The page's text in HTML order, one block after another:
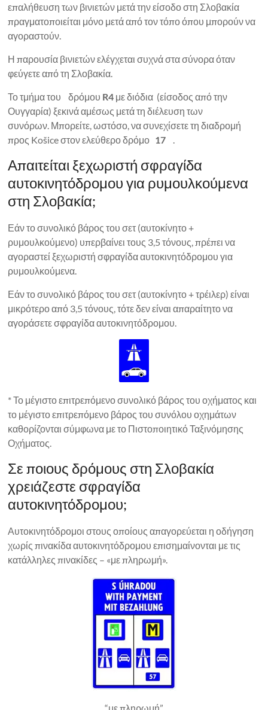
επαλήθευση των βινιετών μετά την είσοδο στη Σλοβακία
πραγματοποιείται μόνο μετά από τον τόπο όπου μπορούν να
αγοραστούν.
Η παρουσία βινιετών ελέγχεται συχνά στα σύνορα όταν
φεύγετε από τη Σλοβακία.
Το τμήμα του δρόμου R4 με διόδια (είσοδος από την
Ουγγαρία) ξεκινά αμέσως μετά τη διέλευση των
συνόρων. Μπορείτε, ωστόσο, να συνεχίσετε τη διαδρομή
προς Košice στον ελεύθερο δρόμο 17
Απαιτείται ξεχωριστή σφραγίδα
αυτοκινητόδρομου για ρυμουλκούμενα
στη Σλοβακία;
Εάν το συνολικό βάρος του σετ (αυτοκίνητο +
ρυμουλκούμενο) υπερβαίνει τους 3,5 τόνους, πρέπει να
αγοραστεί ξεχωριστή σφραγίδα αυτοκινητόδρομου για
ρυμουλκούμενα.
Εάν το συνολικό βάρος του σετ (αυτοκίνητο + τρέιλερ) είναι
μικρότερο από 3,5 τόνους, τότε δεν είναι απαραίτητο να
αγοράσετε σφραγίδα αυτοκινητόδρομου.
* Το μέγιστο επιτρεπόμενο συνολικό βάρος του οχήματος και
το μέγιστο επιτρεπόμενο βάρος του συνόλου οχημάτων
καθορίζονται σύμφωνα με το Πιστοποιητικό Ταξινόμησης
Οχήματος.
Σε ποιους δρόμους στη Σλοβακία
χρειάζεστε σφραγίδα
αυτοκινητόδρομου;
Αυτοκινητόδρομοι στους οποίους απαγορεύεται η οδήγηση
χωρίς πινακίδα αυτοκινητόδρομου επισημαίνονται με τις
κατάλληλες πινακίδες – «με πληρωμή».